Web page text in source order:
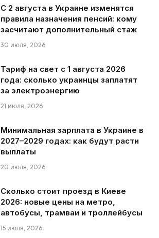
С 2 августа в Украине изменятся
правила назначения пенсий: кому
засчитают дополнительный стаж
30 июля, 2026
Тариф на свет с 1 августа 2026
года: сколько украинцы заплатят
за электроэнергию
21 июля, 2026
Минимальная зарплата в Украине в
2027–2029 годах: как будут расти
выплаты
20 июля, 2026
Сколько стоит проезд в Киеве
2026: новые цены на метро,
автобусы, трамваи и троллейбусы
15 июля, 2026